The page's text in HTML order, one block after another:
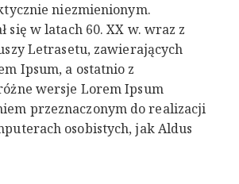
niezmienionym.
się w latach 60. XX w. wraz z
Letrasetu, zawierających
Ipsum, a ostatnio z
wersje Lorem Ipsum
przeznaczonym do realizacji
osobistych, jak Aldus